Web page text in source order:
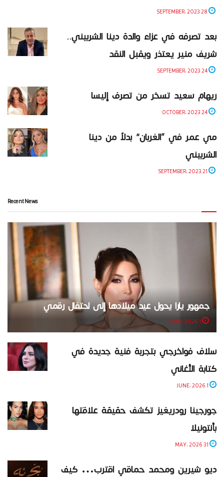
بعد تصرفه في عزاء والدة دينا الشربيني..
شريف منير يعتذر ويقبل النقد
ريهام سعيد تسخر من تصرف إليسا
مي عمر في “الغربان” بدلاً من دينا
الشربيني
Recent News
جمهور يارا يحول عيد ميلادها إلى احتفال رقمي
سلاف فواخرجي بتجربة فنية جديدة في
كتابة الأغاني
جورجينا رودريغيز تكشف حقيقة علاقتها
بأنتونيلا
ديو شيرين ومحمد حماقي اقترب… كيف